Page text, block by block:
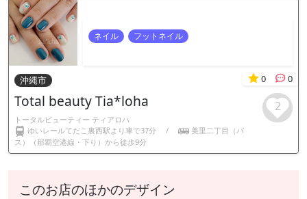
ネイル フットネイル
沖縄市 0 0
Total beauty Tia*loha
トータルビューティー ティアロハ
ゆいレールてだこ裏西駅より車で37分
/
美里二丁目（バ
ス）（那覇空港線・下り）から徒歩9分
2
このお店のほかのデザイン